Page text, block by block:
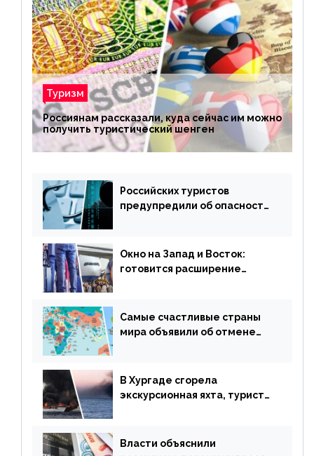
Туризм
Россиянам рассказали, куда сейчас им можно
получить туристический шенген
Российских туристов
предупредили об опасности
Окно на Запад и Восток:
готовится расширение
Самые счастливые страны
мира объявили об отмене
В Хургаде сгорела
экскурсионная яхта, туристы
Власти объяснили